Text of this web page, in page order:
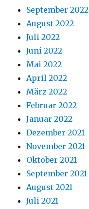
September 2022
August 2022
Juli 2022
Juni 2022
Mai 2022
April 2022
März 2022
Februar 2022
Januar 2022
Dezember 2021
November 2021
Oktober 2021
September 2021
August 2021
Juli 2021